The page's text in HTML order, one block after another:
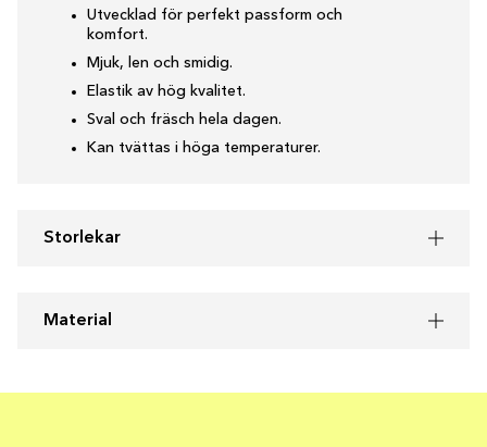
Utvecklad för perfekt passform och
komfort.
Mjuk, len och smidig.
Elastik av hög kvalitet.
Sval och fräsch hela dagen.
Kan tvättas i höga temperaturer.
Storlekar
Material